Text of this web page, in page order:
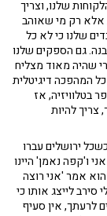
מסחרי, שבזמנו
את ראשית דרכה
בישראל, היה
שיכון קצינים -
נגדים, כי
שלנו, וצריך
אלא רק מי שאוהב
שלנו כי לא כל
גם הספקים שלנו
שהיה מאוד מצליח
ואנחנו מדברים על שנת 81' - לפני כל המהפכה דיגיטלית
בטלוויזיה, אז
צריך להיות